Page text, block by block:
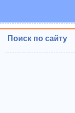
Поиск по сайту